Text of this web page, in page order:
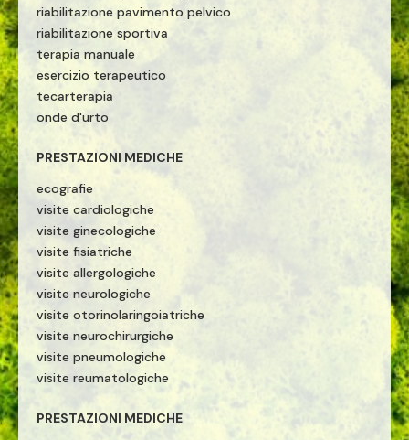
riabilitazione pavimento pelvico
riabilitazione sportiva
terapia manuale
esercizio terapeutico
tecarterapia
onde d'urto
PRESTAZIONI MEDICHE
ecografie
visite cardiologiche
visite ginecologiche
visite fisiatriche
visite allergologiche
visite neurologiche
visite otorinolaringoiatriche
visite neurochirurgiche
visite pneumologiche
visite reumatologiche
PRESTAZIONI MEDICHE